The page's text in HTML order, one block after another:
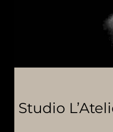
Studio